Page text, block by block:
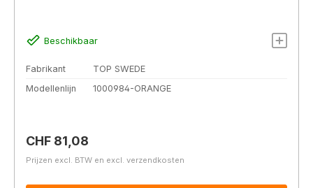
Beschikbaar
Fabrikant
TOP SWEDE
Modellenlijn
1000984-ORANGE
Normale prijs:
CHF 81,08
Prijzen excl. BTW en excl. verzendkosten